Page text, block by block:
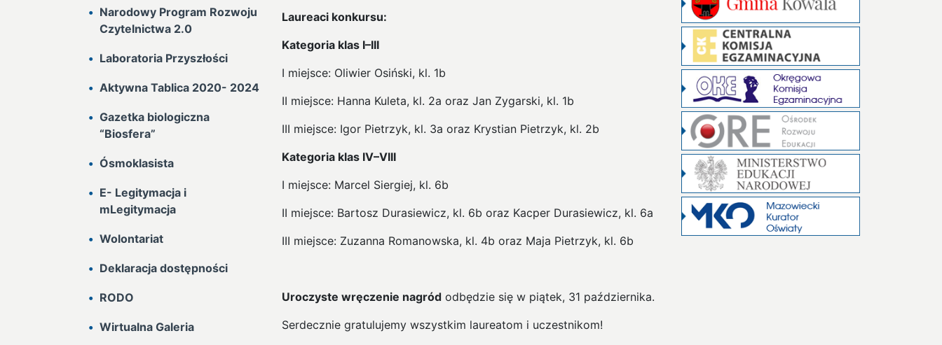
Narodowy Program Rozwoju
Czytelnictwa 2.0
Laboratoria Przyszłości
Aktywna Tablica 2020- 2024
Gazetka biologiczna
“Biosfera”
Ósmoklasista
E- Legitymacja i
mLegitymacja
Wolontariat
Deklaracja dostępności
RODO
Wirtualna Galeria
Laureaci konkursu:
Kategoria klas I–III
I miejsce: Oliwier Osiński, kl. 1b
II miejsce: Hanna Kuleta, kl. 2a oraz Jan Zygarski, kl. 1b
III miejsce: Igor Pietrzyk, kl. 3a oraz Krystian Pietrzyk, kl. 2b
Kategoria klas IV–VIII
I miejsce: Marcel Siergiej, kl. 6b
II miejsce: Bartosz Durasiewicz, kl. 6b oraz Kacper Durasiewicz, kl. 6a
III miejsce: Zuzanna Romanowska, kl. 4b oraz Maja Pietrzyk, kl. 6b
Uroczyste wręczenie nagród odbędzie się w piątek, 31 października.
Serdecznie gratulujemy wszystkim laureatom i uczestnikom!